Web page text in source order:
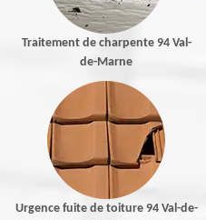
Traitement de charpente 94 Val-
de-Marne
Urgence fuite de toiture 94 Val-de-